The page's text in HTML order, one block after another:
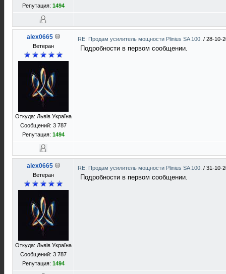
Репутация: 1494
alex0665
Ветеран
Откуда: Львів Україна
Сообщений: 3 787
Репутация: 1494
RE: Продам усилитель мощности Plinius SA 100. / 28-10-
Подробности в первом сообщении.
alex0665
Ветеран
Откуда: Львів Україна
Сообщений: 3 787
Репутация: 1494
RE: Продам усилитель мощности Plinius SA 100. / 31-10-
Подробности в первом сообщении.